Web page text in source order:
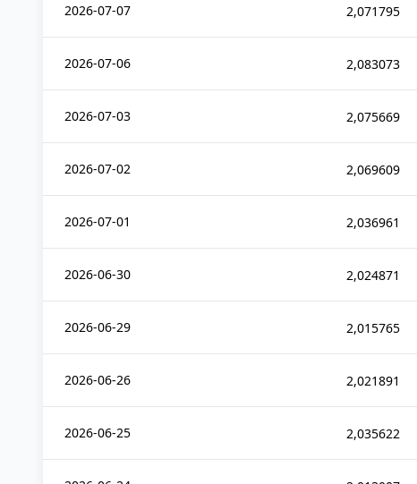
2026-07-07 2,071795
2026-07-06 2,083073
2026-07-03 2,075669
2026-07-02 2,069609
2026-07-01 2,036961
2026-06-30 2,024871
2026-06-29 2,015765
2026-06-26 2,021891
2026-06-25 2,035622